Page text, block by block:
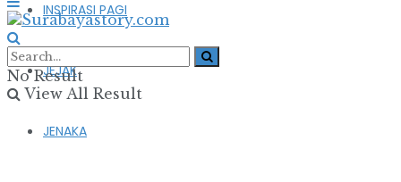
INSPIRASI PAGI
JEJAK
JENAKA
No Result
View All Result